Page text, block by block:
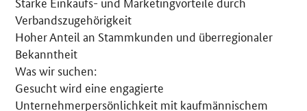
Verbandszugehörigkeit
Hoher Anteil an Stammkunden und überregionaler
Bekanntheit
Was wir suchen:
Gesucht wird eine engagierte
Unternehmerpersönlichkeit mit kaufmännischem